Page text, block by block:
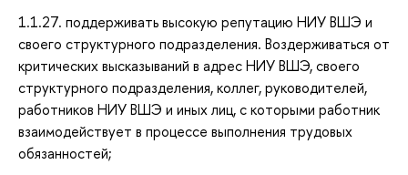
1.1.27. поддерживать высокую репутацию НИУ ВШЭ и
своего структурного подразделения. Воздерживаться от
критических высказываний в адрес НИУ ВШЭ, своего
структурного подразделения, коллег, руководителей,
работников НИУ ВШЭ и иных лиц, с которыми работник
взаимодействует в процессе выполнения трудовых
обязанностей;